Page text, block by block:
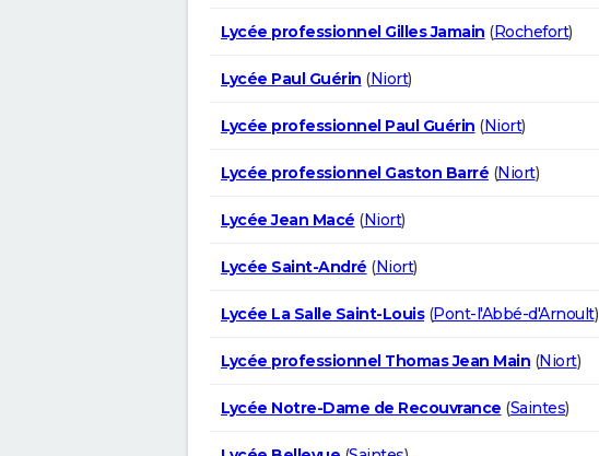
Lycée professionnel Gilles Jamain (Rochefort)
Lycée Paul Guérin (Niort)
Lycée professionnel Paul Guérin (Niort)
Lycée professionnel Gaston Barré (Niort)
Lycée Jean Macé (Niort)
Lycée Saint-André (Niort)
Lycée La Salle Saint-Louis(Pont-l'Abbé-d'Arnoult)
Lycée professionnel Thomas Jean Main (Niort)
Lycée Notre-Dame de Recouvrance (Saintes)